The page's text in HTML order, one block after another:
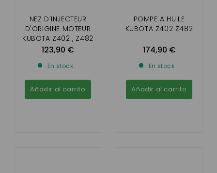
NEZ D'INJECTEUR
D'ORIGINE MOTEUR
KUBOTA Z402 , Z482
123,90 €
En stock
Añadir al carrito
POMPE A HUILE
KUBOTA Z402 Z482
174,90 €
En stock
Añadir al carrito